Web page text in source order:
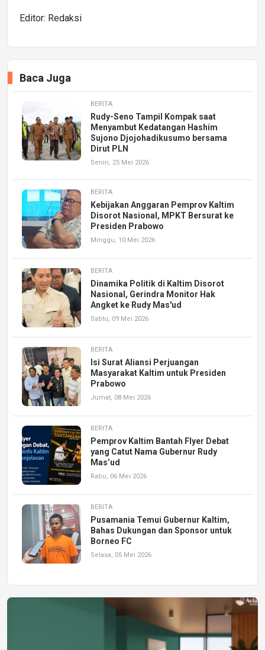
Editor: Redaksi
Baca Juga
BERITA
Rudy-Seno Tampil Kompak saat
Menyambut Kedatangan Hashim
Sujono Djojohadikusumo bersama
Dirut PLN
Senin, 25 Mei 2026
BERITA
Kebijakan Anggaran Pemprov Kaltim
Disorot Nasional, MPKT Bersurat ke
Presiden Prabowo
Minggu, 10 Mei 2026
BERITA
Dinamika Politik di Kaltim Disorot
Nasional, Gerindra Monitor Hak
Angket ke Rudy Mas'ud
Sabtu, 09 Mei 2026
BERITA
Isi Surat Aliansi Perjuangan
Masyarakat Kaltim untuk Presiden
Prabowo
Jumat, 08 Mei 2026
BERITA
Pemprov Kaltim Bantah Flyer Debat
yang Catut Nama Gubernur Rudy
Mas’ud
Rabu, 06 Mei 2026
BERITA
Pusamania Temui Gubernur Kaltim,
Bahas Dukungan dan Sponsor untuk
Borneo FC
Selasa, 05 Mei 2026